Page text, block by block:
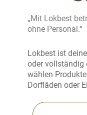
„Mit Lokbest
ohne Personal.“
Lokbest ist
oder vollständig
wählen
Dorfläden oder